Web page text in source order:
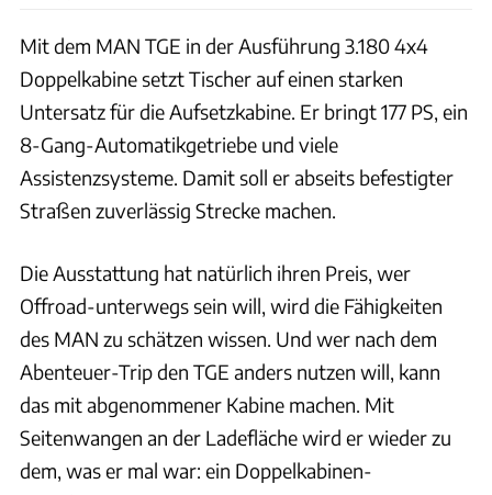
Mit dem MAN TGE in der Ausführung 3.180 4x4
Doppelkabine setzt Tischer auf einen starken
Untersatz für die Aufsetzkabine. Er bringt 177 PS, ein
8-Gang-Automatikgetriebe und viele
Assistenzsysteme. Damit soll er abseits befestigter
Straßen zuverlässig Strecke machen.
Die Ausstattung hat natürlich ihren Preis, wer
Offroad-unterwegs sein will, wird die Fähigkeiten
des MAN zu schätzen wissen. Und wer nach dem
Abenteuer-Trip den TGE anders nutzen will, kann
das mit abgenommener Kabine machen. Mit
Seitenwangen an der Ladefläche wird er wieder zu
dem, was er mal war: ein Doppelkabinen-